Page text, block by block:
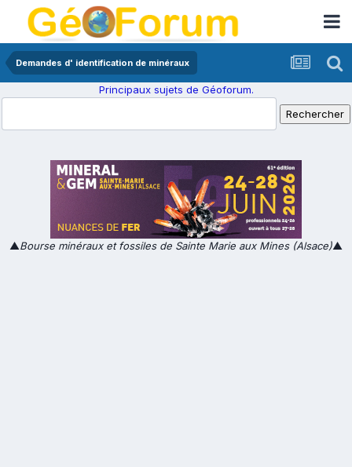
Demandes d' identification de minéraux
Principaux sujets de Géoforum.
▲Bourse minéraux et fossiles de Sainte Marie aux Mines (Alsace)▲